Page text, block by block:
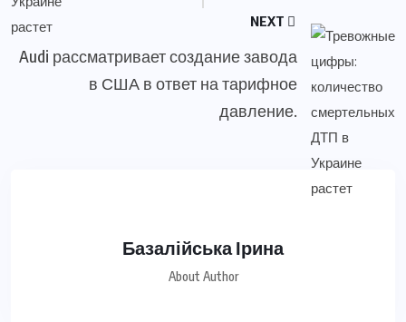
NEXT
Audi рассматривает создание завода
в США в ответ на тарифное
давление.
Базалійська Ірина
About Author